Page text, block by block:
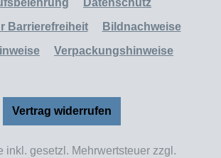
Datenschutz
Barrierefreiheit
Bildnachweise
Verpackungshinweise
Vertrag widerrufen
inkl. gesetzl. Mehrwertsteuer zzgl.